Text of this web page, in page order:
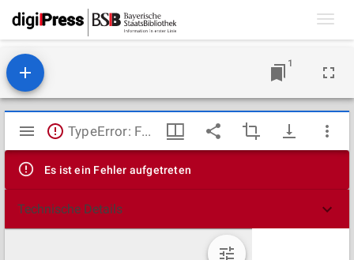
1
Mirador
Viewer
TypeError: Failed to fetch
Es ist ein Fehler aufgetreten
Technische Details